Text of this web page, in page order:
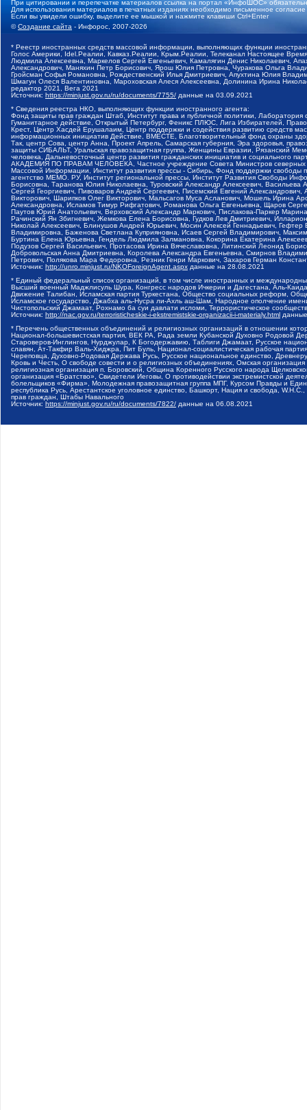
При цитировании и перепечатке материалов ссылка на портал «ИнфоШОС»
Для использования материалов в печатных изданиях необходимо письменное
Если вы увидели ошибку, выделите ее мышкой и нажмите клавиши Ctrl+Enter
©Создание сайта - Инфорос, 2007-2026
* Реестр иностранных средств массовой информации, выполняющих функции
Голос Америки, Idel.Реалии, Кавказ.Реалии, Крым.Реалии, Телеканал Настоящее
Людмила Алексеевна, Маркелов Сергей Евгеньевич, Камалягин Денис Николаевич,
Александрович, Маняхин Петр Борисович, Ярош Юлия Петровна, Чуракова Ольга
Гройсман Софья Романовна, Рождественский Илья Дмитриевич, Апухтина Юлия
Шмагун Олеся Валентиновна, Мароховская Алеся Алексеевна, Долинина Ирина
редактор 2021, Вега 2021
Источник: https://minjust.gov.ru/ru/documents/7755/ данные на 03.09.2021
* Сведения реестра НКО, выполняющих функции иностранного агента:
Фонд защиты прав граждан Штаб, Институт права и публичной политики,
Гуманитарное действие, Открытый Петербург, Феникс ПЛЮС, Лига Избирателей,
Крест, Центр Хасдей Ерушалаим, Центр поддержки и содействия развитию средств
информационных инициатив Действие, ВМЕСТЕ, Благотворительный фонд охраны
Так, центр Сова, центр Анна, Проект Апрель, Самарская губерния, Эра здоровья,
защиты СИБАЛЬТ, Уральская правозащитная группа, Женщины Евразии, Рязанский
человека, Дальневосточный центр развития гражданских инициатив и социального
АКАДЕМИЯ ПО ПРАВАМ ЧЕЛОВЕКА, Частное учреждение Совета Министров северных
Массовой Информации, Институт развития прессы - Сибирь, Фонд поддержки
агентство МЕМО. РУ, Институт региональной прессы, Институт Развития Свободы
Борисовна, Таранова Юлия Николаевна, Туровский Александр Алексеевич,
Сергей Георгиевич, Пивоваров Андрей Сергеевич, Писемский Евгений
Викторович, Шарипков Олег Викторович, Мальсагов Муса Асланович, Мошель Ирина
Александровна, Исламов Тимур Рифгатович, Романова Ольга Евгеньевна, Щаров
Паутов Юрий Анатольевич, Верховский Александр Маркович, Пислакова-Паркер
Рачинский Ян Збигневич, Жемкова Елена Борисовна, Гудков Лев Дмитриевич,
Николай Алексеевич, Блинушов Андрей Юрьевич, Мосин Алексей Геннадьевич,
Владимировна, Баженова Светлана Куприяновна, Исаев Сергей Владимирович,
Буртина Елена Юрьевна, Гендель Людмила Залмановна, Кокорина Екатерина
Подузов Сергей Васильевич, Протасова Ирина Вячеславовна, Литинский Леонид
Добровольская Анна Дмитриевна, Королева Александра Евгеньевна, Смирнов
Петрович, Полякова Мара Федоровна, Резник Генри Маркович, Захаров Герман
Источник: http://unro.minjust.ru/NKOForeignAgent.aspx данные на 28.08.2021
* Единый федеральный список организаций, в том числе иностранных и
Высший военный Маджлисуль Шура, Конгресс народов Ичкерии и Дагестана, Аль-
Движение Талибан, Исламская партия Туркестана, Общество социальных реформ,
Исламское государство, Джабха аль-Нусра ли-Ахль аш-Шам, Народное ополчение
Чистопольский Джамаат, Рохнамо ба суи давлати исломи, Террористическое
Источник: http://nac.gov.ru/terroristicheskie-i-ekstremistskie-organizacii-i-materialy.html
* Перечень общественных объединений и религиозных организаций в отношении
Национал-большевистская партия, ВЕК РА, Рада земли Кубанской Духовно Родовой
Староверов-Инглингов, Нурджулар, К Богодержавию, Таблиги Джамаат, Русское
славян, Ат-Такфир Валь-Хиджра, Пит Буль, Национал-социалистическая рабочая
Череповца, Духовно-Родовая Держава Русь, Русское национальное единство,
Кровь и Честь, О свободе совести и о религиозных объединениях, Омская
религиозная организация п. Боровский, Община Коренного Русского народа
организация «Братство», Свидетели Иеговы, О противодействии экстремистской
болельщиков «Фирма», Молодежная правозащитная группа МПГ, Курсом Правды и
республика Русь, Арестантское уголовное единство, Башкорт, Нация и свобода,
прав граждан, Штабы Навального
Источник: https://minjust.gov.ru/ru/documents/7822/ данные на 06.08.2021